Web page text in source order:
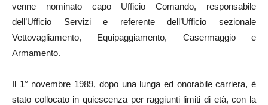
venne nominato capo Ufficio Comando, responsabile
dell’Ufficio Servizi e referente dell’Ufficio sezionale
Vettovagliamento, Equipaggiamento, Casermaggio e
Armamento.
Il 1° novembre 1989, dopo una lunga ed onorabile carriera, è
stato collocato in quiescenza per raggiunti limiti di età, con la